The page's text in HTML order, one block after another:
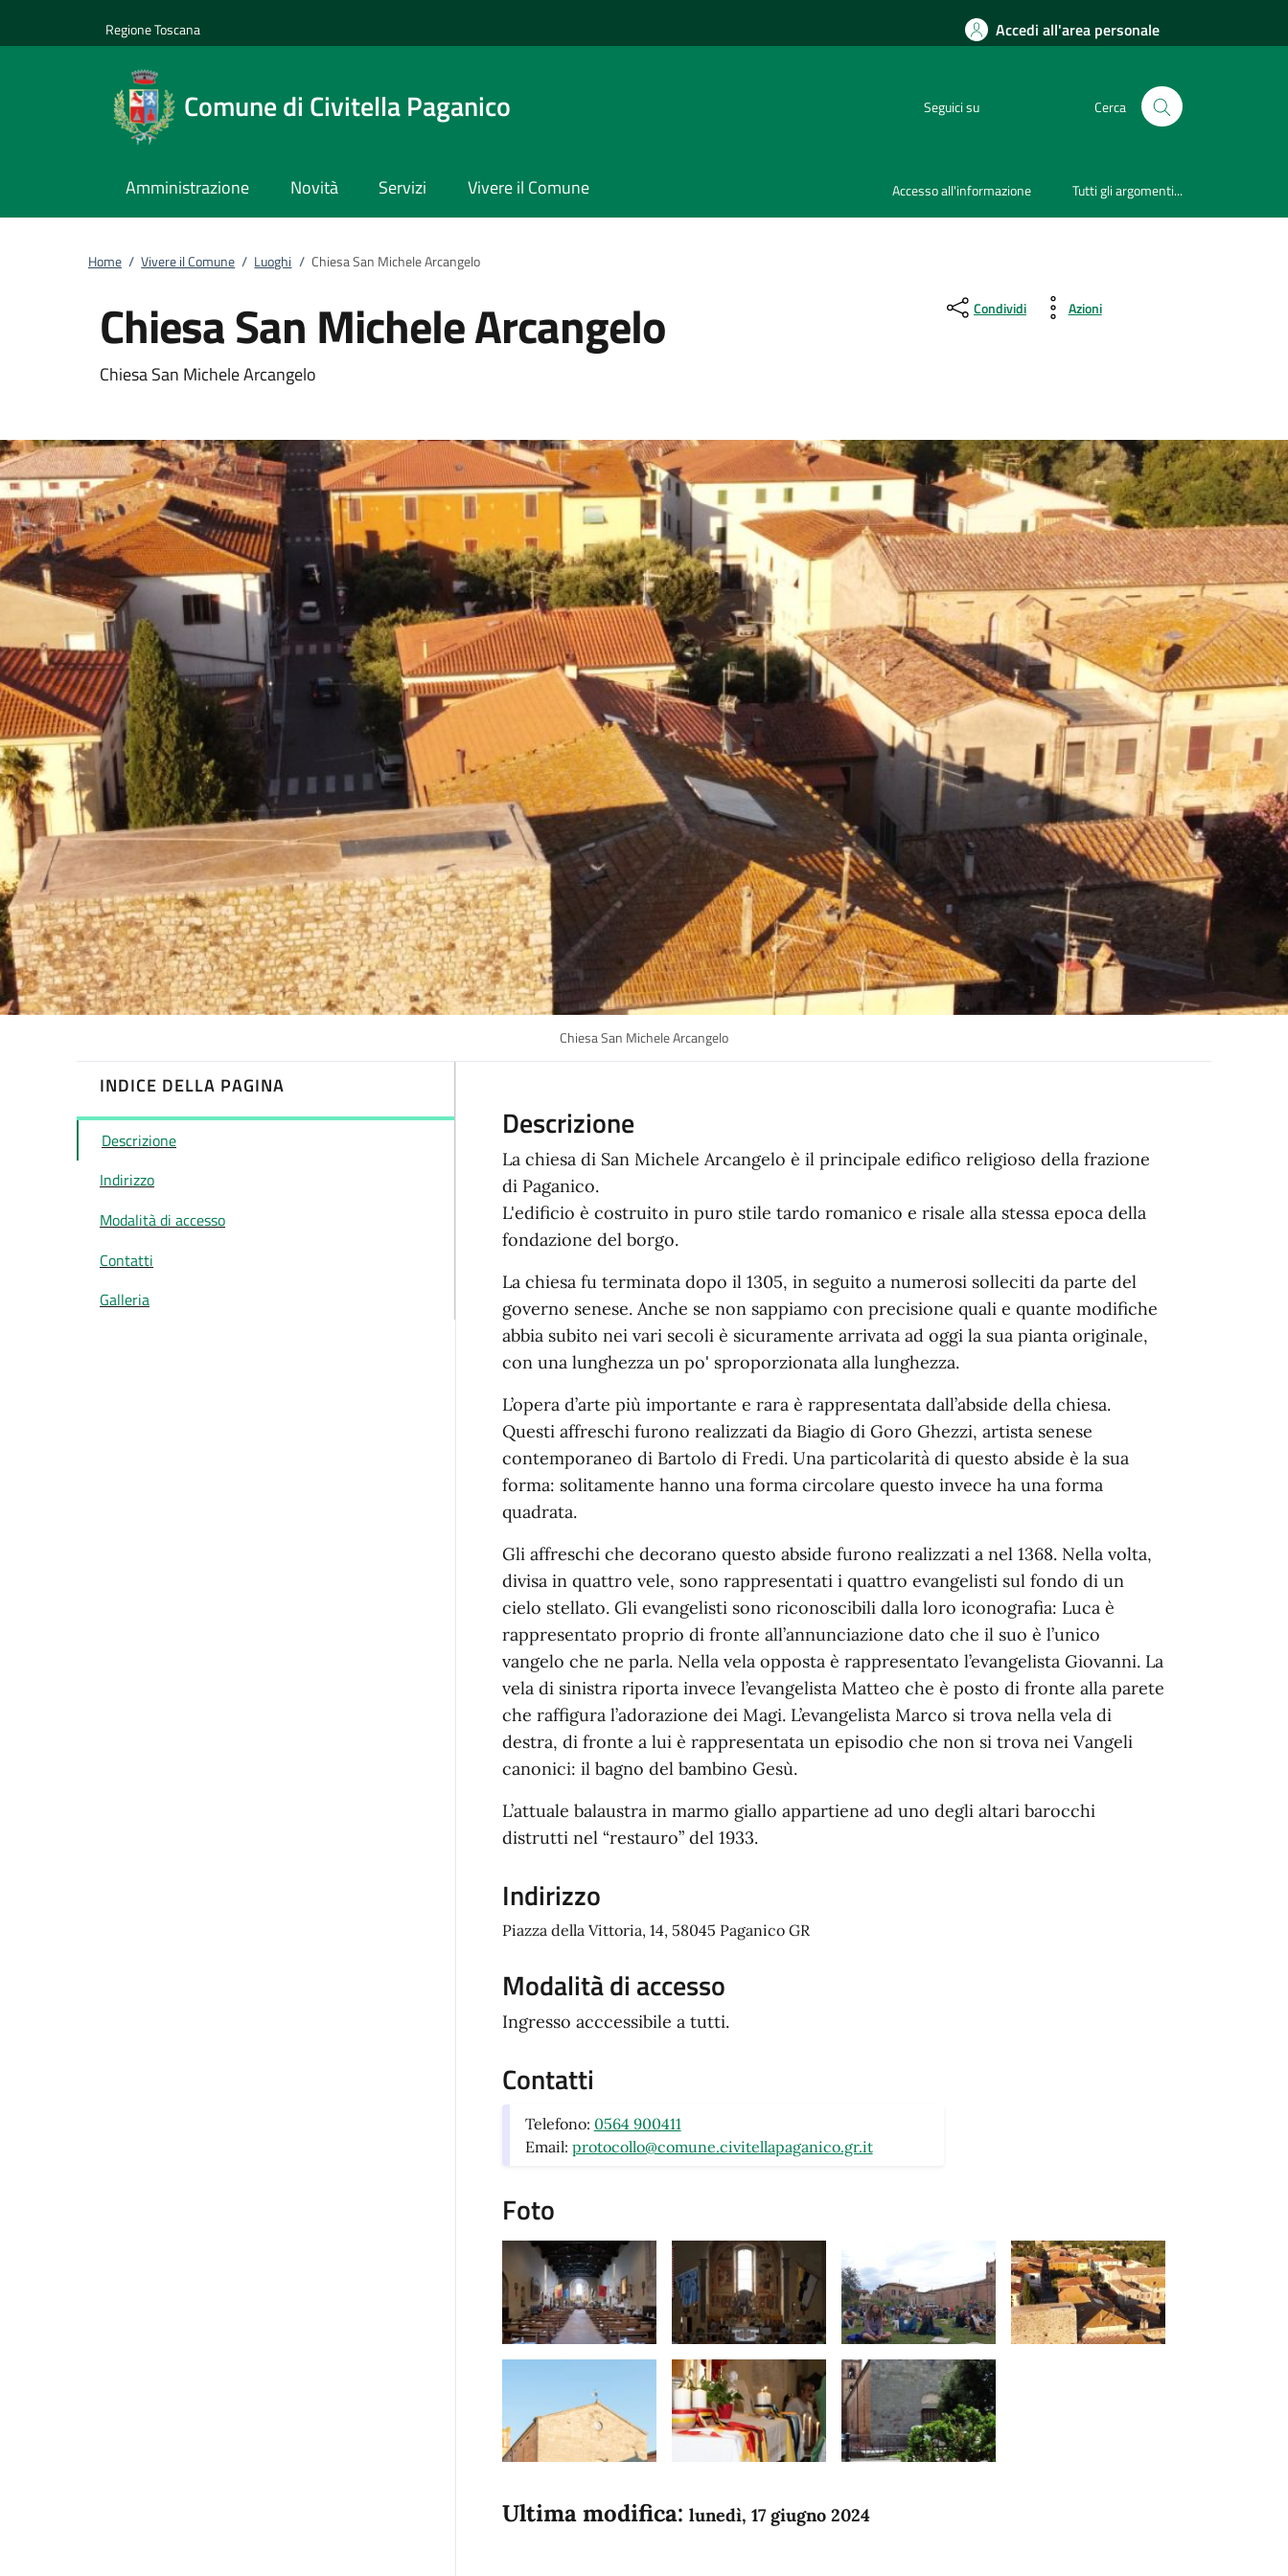
Regione Toscana Accedi all'area personale
Comune di Civitella Paganico Seguici su Cerca
Amministrazione Novità Servizi Vivere il Comune Accesso all'informazione Tutti gli argomenti...
Home / Vivere il Comune / Luoghi / Chiesa San Michele Arcangelo
Chiesa San Michele Arcangelo
Chiesa San Michele Arcangelo
Condividi Azioni
Chiesa San Michele Arcangelo
INDICE DELLA PAGINA
Descrizione
Indirizzo
Modalità di accesso
Contatti
Galleria
Descrizione
La chiesa di San Michele Arcangelo è il principale edifico religioso della frazione
di Paganico.
L'edificio è costruito in puro stile tardo romanico e risale alla stessa epoca della
fondazione del borgo.
La chiesa fu terminata dopo il 1305, in seguito a numerosi solleciti da parte del
governo senese. Anche se non sappiamo con precisione quali e quante modifiche
abbia subito nei vari secoli è sicuramente arrivata ad oggi la sua pianta originale,
con una lunghezza un po' sproporzionata alla lunghezza.
L’opera d’arte più importante e rara è rappresentata dall’abside della chiesa.
Questi affreschi furono realizzati da Biagio di Goro Ghezzi, artista senese
contemporaneo di Bartolo di Fredi. Una particolarità di questo abside è la sua
forma: solitamente hanno una forma circolare questo invece ha una forma
quadrata.
Gli affreschi che decorano questo abside furono realizzati a nel 1368. Nella volta,
divisa in quattro vele, sono rappresentati i quattro evangelisti sul fondo di un
cielo stellato. Gli evangelisti sono riconoscibili dalla loro iconografia: Luca è
rappresentato proprio di fronte all’annunciazione dato che il suo è l’unico
vangelo che ne parla. Nella vela opposta è rappresentato l’evangelista Giovanni. La
vela di sinistra riporta invece l’evangelista Matteo che è posto di fronte alla parete
che raffigura l’adorazione dei Magi. L’evangelista Marco si trova nella vela di
destra, di fronte a lui è rappresentata un episodio che non si trova nei Vangeli
canonici: il bagno del bambino Gesù.
L’attuale balaustra in marmo giallo appartiene ad uno degli altari barocchi
distrutti nel “restauro” del 1933.
Indirizzo
Piazza della Vittoria, 14, 58045 Paganico GR
Modalità di accesso
Ingresso acccessibile a tutti.
Contatti
Telefono: 0564 900411
Email: protocollo@comune.civitellapaganico.gr.it
Foto
Ultima modifica: lunedì, 17 giugno 2024